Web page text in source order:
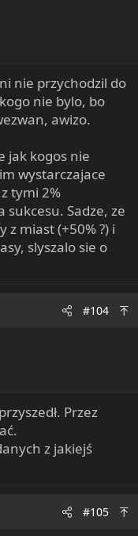
nie przychodzil do
nie bylo, bo
awizo.
jak kogos nie
wystarczajace
tymi 2%
sukcesu. Sadze, ze
z miast (+50% ?) i
slyszalo sie o
#104
Przez
z jakiejś
#105